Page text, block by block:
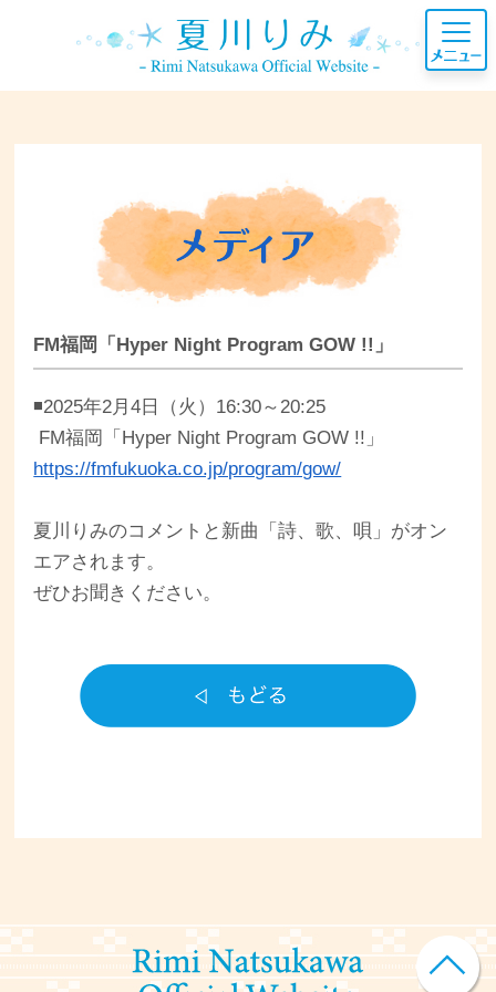
FM福岡「Hyper Night Program GOW !!」
◾️2025年2月4日（火）16:30～20:25
FM福岡「Hyper Night Program GOW !!」
https://fmfukuoka.co.jp/program/gow/
夏川りみのコメントと新曲「詩、歌、唄」がオン
エアされます。
ぜひお聞きください。